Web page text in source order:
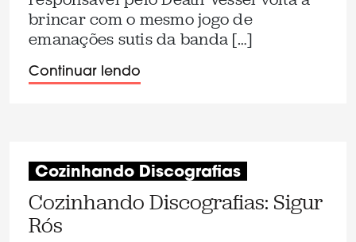
brincar com o mesmo jogo de
emanações sutis da banda […]
Continuar lendo
Cozinhando Discografias
Cozinhando Discografias: Sigur
Rós